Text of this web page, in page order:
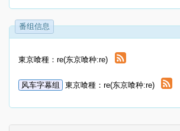
番组信息
東京喰種：re(东京喰种:re)
风车字幕组 東京喰種：re(东京喰种:re)